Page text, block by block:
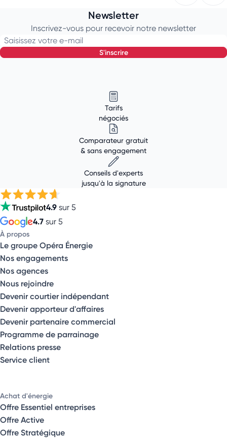
Newsletter
Inscrivez-vous pour recevoir notre newsletter
Saisissez votre e-mail
s'inscrire
Tarifs
négociés
Comparateur gratuit
& sans engagement
Conseils d'experts
jusqu'à la signature
4.9 sur 5
4.7 sur 5
À propos
Le groupe Opéra Énergie
Nos engagements
Nos agences
Nous rejoindre
Devenir courtier indépendant
Devenir apporteur d'affaires
Devenir partenaire commercial
Programme de parrainage
Relations presse
Service client
Achat d'énergie
Offre Essentiel entreprises
Offre Active
Offre Stratégique